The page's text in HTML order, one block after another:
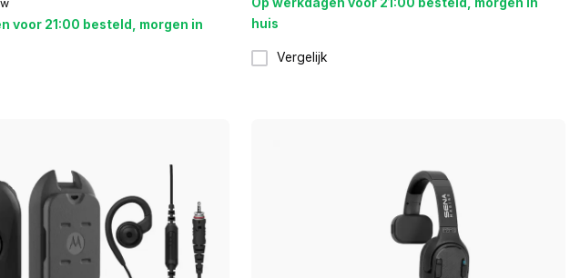
voor 21:00 besteld, morgen in
huis
Vergelijk